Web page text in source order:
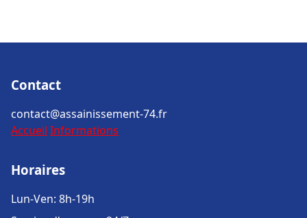
Contact
contact@assainissement-74.fr
Accueil Informations
Horaires
Lun-Ven: 8h-19h